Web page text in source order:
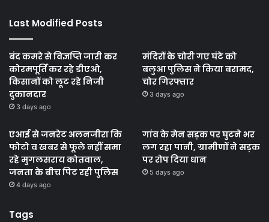
Last Modified Posts
बंद कमरे से विज्ञप्ति जारी कर
कोरमपूर्ति कर रहे डीएओ,
किसानों को लूट रहे निजी
दुकानदार
3 days ago
मंदिरों के चोरी गए घंटे को
बलुआ पुलिस ने किया बरामद,
चोर गिरफ्तार
3 days ago
एआई से जनरेट अलनजीरा कि
फोटो व खबर से फूले नहीं समा
रहे मुगलसराय कोतवाल,
जनता के बीच पिट रही पुलिस
4 days ago
गांव के मेन सड़क पर घुटने भर
लग रहा पानी, ग्रामीणों ने सड़क
पर रोप दिया धान
5 days ago
Tags